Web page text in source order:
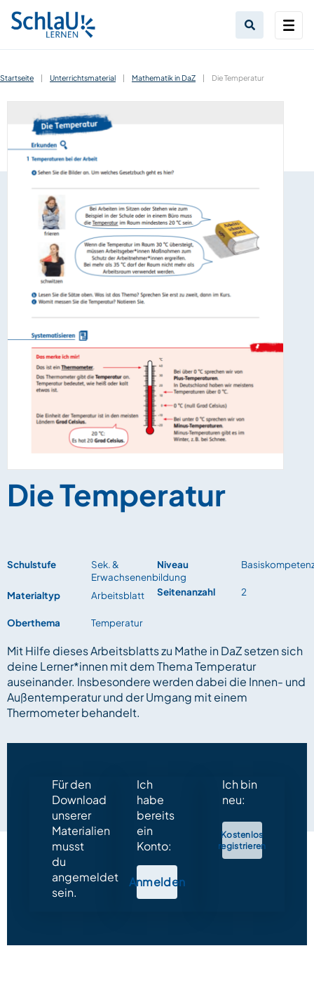
Startseite | Unterrichtsmaterial | Mathematik in DaZ | Die Temperatur
Die Temperatur
Schulstufe
Sek. &
Erwachsenenbildung
Materialtyp
Arbeitsblatt
Oberthema Temperatur
Niveau
Seitenanzahl 2
Mit Hilfe dieses Arbeitsblatts zu Mathe in DaZ setzen sich
deine Lerner*innen mit dem Thema Temperatur
auseinander. Insbesondere werden dabei die Innen- und
Außentemperatur und der Umgang mit einem
Thermometer behandelt.
Für den
Download
unserer
Materialien
musst
du
angemeldet
sein.
Ich
habe
bereits
ein
Konto:
Anmelden
Ich bin
neu:
Kostenlos
registrieren